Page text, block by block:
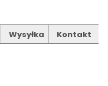
Wysyłka Kontakt